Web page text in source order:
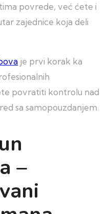
povrede, već ćete i
zajednice koja deli
je prvi korak ka
povratiti kontrolu nad
sa samopouzdanjem.
–